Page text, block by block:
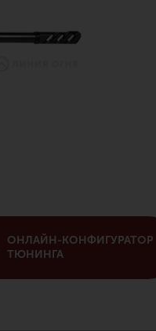
ОНЛАЙН-КОНФИГУРАТОР
ТЮНИНГА